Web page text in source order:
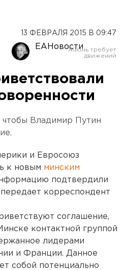
13 ФЕВРАЛЯ 2015 В 09:47
ЕАНовости
Владимир Путин
и Евросоюз
к новым минским
подтвердили
корреспондент
соглашение,
контактной группой
лидерами
и Франции. Данное
собой потенциально